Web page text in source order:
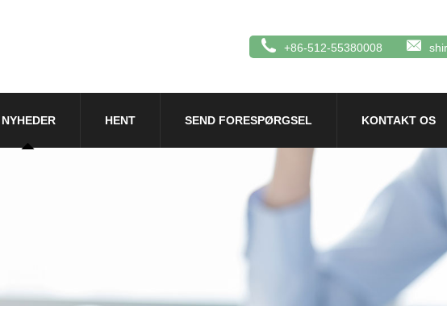
+86-512-55380008
NYHEDER HENT SEND FORESPØRGSEL KONTAKT OS